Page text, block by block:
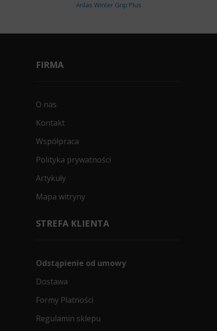
Anlas Winter Grip Plus
FIRMA
O nas
Kontakt
Współpraca
Polityka prywatności
Artykuły
Mapa witryny
STREFA KLIENTA
Odstąpienie od umowy
Dostawa
Formy Płatności
Regulamin sklepu